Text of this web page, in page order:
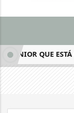
QUE ESTÁ